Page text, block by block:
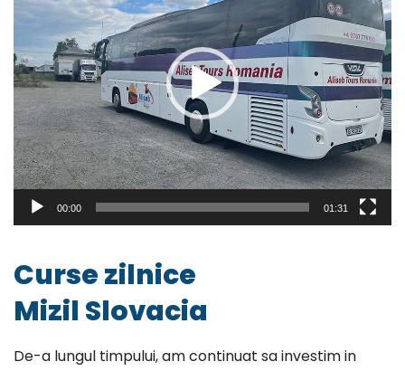
00:00 01:31
Curse zilnice
Mizil Slovacia
De-a lungul timpului, am continuat sa investim in